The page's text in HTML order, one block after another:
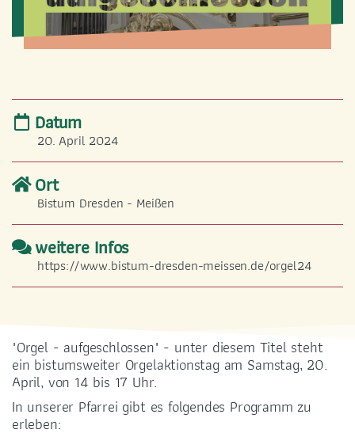
GEMEINDEBÜRO
st-marien
SONNTAGSMESSEN
09.00 Uhr
Datum
20. April 2024
Ort
Bistum Dresden - Meißen
weitere Infos
https://www.bistum-dresden-meissen.de/orgel24
"Orgel - aufgeschlossen" - unter diesem Titel steht
ein bistumsweiter Orgelaktionstag am Samstag, 20.
April, von 14 bis 17 Uhr.
In unserer Pfarrei gibt es folgendes Programm zu
erleben: